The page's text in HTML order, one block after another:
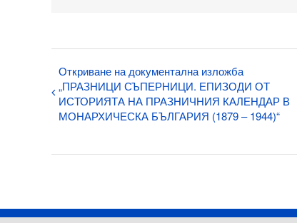
Откриване на документална изложба
„ПРАЗНИЦИ СЪПЕРНИЦИ. ЕПИЗОДИ ОТ
ИСТОРИЯТА НА ПРАЗНИЧНИЯ КАЛЕНДАР В
МОНАРХИЧЕСКА БЪЛГАРИЯ (1879 – 1944)“